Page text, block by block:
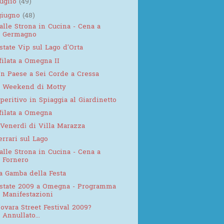
(49)
(48)
Strona in Cucina - Cena a
Germagno
Vip sul Lago d'Orta
a Omegna II
Paese a Sei Corde a Cressa
di Motty
in Spiaggia al Giardinetto
a Omegna
di Villa Marazza
sul Lago
Strona in Cucina - Cena a
Fornero
Gamba della Festa
2009 a Omegna - Programma
Manifestazioni
Street Festival 2009?
Annullato...